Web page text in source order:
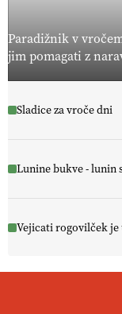
Paradižnik v
jim pomagati z
Sladice za vroče dni
Lunine bukve - lunin
Vejicati rogovilček je